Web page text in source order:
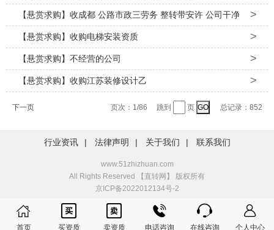
【悬赏求购】收成都 公路市政三劳务 整转带安许 公司干净 >
【悬赏求购】收购电梯安装资质 >
【悬赏求购】不经营的公司 >
【悬赏求购】收购江苏装修设计乙 >
下一页 总记录：852
页次：1/86 跳到 页
行业资讯 | 法律声明 | 关于我们 | 联系我们
www.51zhizhuan.com
All Rights Reserved 【直转网】 版权所有
京ICP备2022012134号-2

首页

买资质

卖资质

电话咨询

在线咨询

个人中心